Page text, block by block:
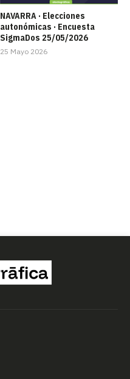
NAVARRA · Elecciones
autonómicas · Encuesta
SigmaDos 25/05/2026
25 Mayo 2026